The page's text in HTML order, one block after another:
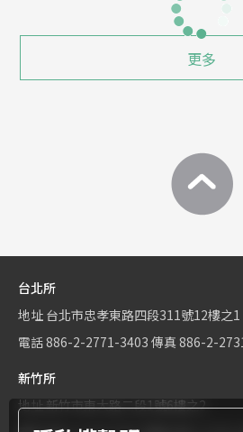
更多
台北所
地址 台北市忠孝東路四段311號12樓之1
電話886-2-2771-3403 傳真 886-2-
新竹所
地址新竹市東大路二段1號6樓之2